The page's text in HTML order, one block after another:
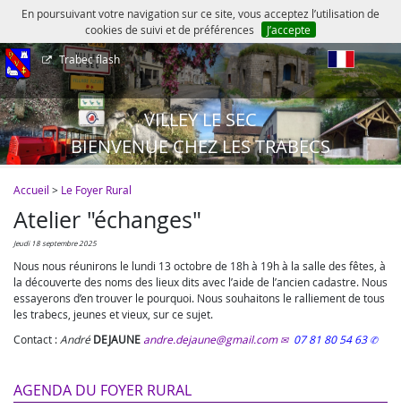
En poursuivant votre navigation sur ce site, vous acceptez l’utilisation de
cookies de suivi et de préférences
J’accepte
Trabec flash
VILLEY LE SEC
BIENVENUE CHEZ LES TRABECS
Accueil > Le Foyer Rural
Atelier "échanges"
jeudi 18 septembre 2025
Nous nous réunirons le lundi 13 octobre de 18h à 19h à la salle des fêtes, à
la découverte des noms des lieux dits avec l’aide de l’ancien cadastre. Nous
essayerons d’en trouver le pourquoi. Nous souhaitons le ralliement de tous
les trabecs, jeunes et vieux, sur ce sujet.
Contact : André DEJAUNE andre.dejaune@gmail.com 07 81 80 54 63
AGENDA DU FOYER RURAL